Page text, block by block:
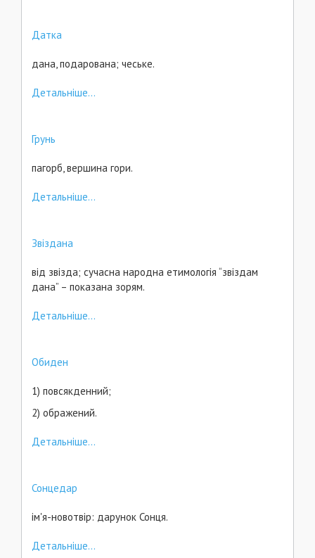
Датка
дана, подарована; чеське.
Детальніше...
Грунь
пагорб, вершина гори.
Детальніше...
Звіздана
від звізда; сучасна народна етимологія “звіздам
дана” – показана зорям.
Детальніше...
Обиден
1) повсякденний;
2) ображений.
Детальніше...
Сонцедар
ім'я-новотвір: дарунок Сонця.
Детальніше...